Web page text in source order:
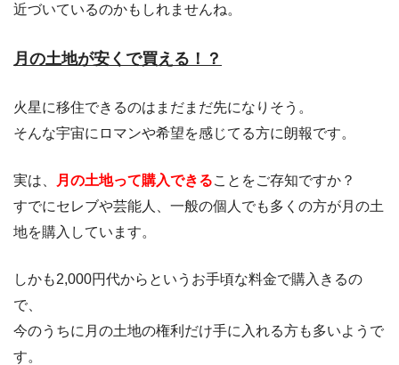
近づいているのかもしれませんね。
月の土地が安くで買える！？
火星に移住できるのはまだまだ先になりそう。
そんな宇宙にロマンや希望を感じてる方に朗報です。
実は、 月の土地って購入できることをご存知ですか？
すでにセレブや芸能人、一般の個人でも多くの方が月の土
地を購入しています。
しかも2,000円代からというお手頃な料金で購入きるの
で、
今のうちに月の土地の権利だけ手に入れる方も多いようで
す。